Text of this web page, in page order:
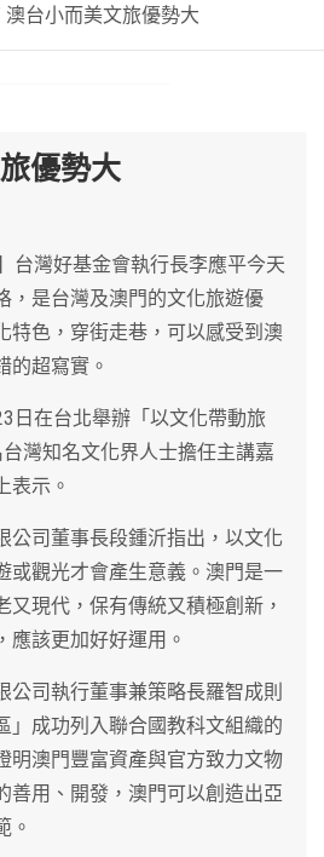
澳台小而美文旅優勢大
優勢大
台灣好基金會執行長李應平今天
，是台灣及澳門的文化旅遊優
特色，穿街走巷，可以感受到澳
的超寫實。
日在台北舉辦「以文化帶動旅
灣知名文化界人士擔任主講嘉
表示。
公司董事長段鍾沂指出，以文化
或觀光才會產生意義。澳門是一
又現代，保有傳統又積極創新，
應該更加好好運用。
公司執行董事兼策略長羅智成則
」成功列入聯合國教科文組織的
明澳門豐富資產與官方致力文物
善用、開發，澳門可以創造出亞
。